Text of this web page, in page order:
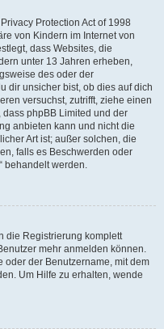
Protection Act of 1998
von Kindern im Internet von
dass Websites, die
unter 13 Jahren erheben,
des oder der
dir unsicher bist, ob dies auf dich
versuchst, zutrifft, ziehe einen
phpBB Limited und der
anbieten kann und nicht die
Art ist; außer solchen, die
falls es Beschwerden oder
behandelt werden.
die Registrierung komplett
mehr anmelden können.
oder der Benutzername, mit dem
Um Hilfe zu erhalten, wende